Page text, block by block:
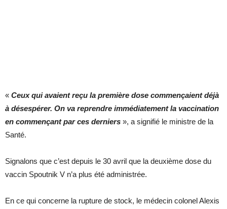
« Ceux qui avaient reçu la première dose commençaient déjà
à désespérer. On va reprendre immédiatement la vaccination
en commençant par ces derniers », a signifié le ministre de la
Santé.
Signalons que c’est depuis le 30 avril que la deuxième dose du
vaccin Spoutnik V n’a plus été administrée.
En ce qui concerne la rupture de stock, le médecin colonel Alexis